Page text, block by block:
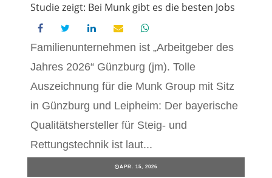
Studie zeigt: Bei Munk gibt es die besten Jobs
Familienunternehmen ist „Arbeitgeber des
Jahres 2026“ Günzburg (jm). Tolle
Auszeichnung für die Munk Group mit Sitz
in Günzburg und Leipheim: Der bayerische
Qualitätshersteller für Steig- und
Rettungstechnik ist laut...
APR. 15, 2026